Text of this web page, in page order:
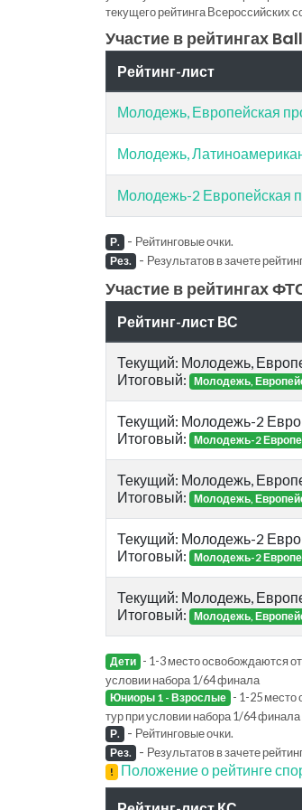
текущего рейтинга Всероссийских
Участие в рейтингах
Рейтинг-лист
Молодежь, Европейская
Молодежь,
Молодежь-2 Европейская
Р. - Рейтинговые очки.
Рез. - Результатов в зачете
Участие в рейтингах
Рейтинг-лист ВС
Текущий: Молодежь,
Итоговый: Молодежь,
Текущий: Молодежь-2
Итоговый: Молодежь-2
Текущий: Молодежь,
Итоговый: Молодежь,
Текущий: Молодежь-2
Итоговый: Молодежь-2
Текущий: Молодежь,
Итоговый: Молодежь,
Дети - 1-3 место освобождаются от
условии набора 1/64 финала
Юниоры 1 - Взрослые - 1-25 место
тур при условии набора 1/64 финала
Р. - Рейтинговые очки.
Рез. - Результатов в зачете
! Положение о рейтинге